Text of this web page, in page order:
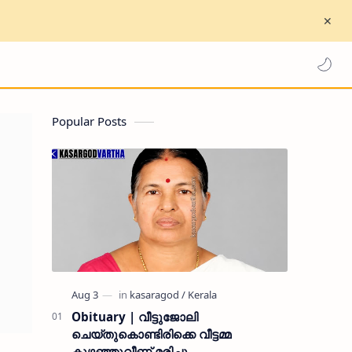
Popular Posts
Obituary | വീട്ടുജോലി
ചെയ്തുകൊണ്ടിരിക്കെ വീട്ടമ്മ